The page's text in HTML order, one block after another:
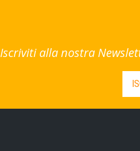
Iscriviti alla nostra